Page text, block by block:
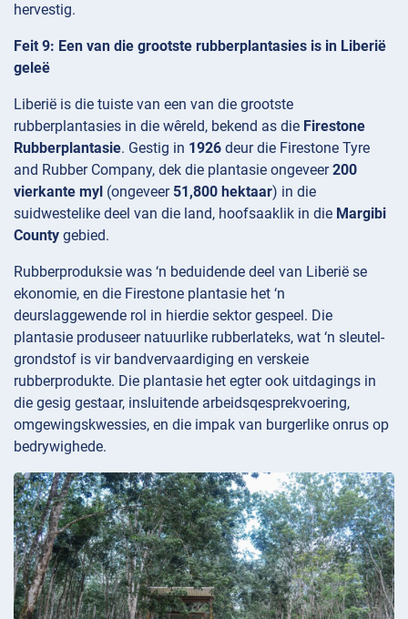
hervestig.
Feit 9: Een van die grootste rubberplantasies is in Liberië
geleë
Liberië is die tuiste van een van die grootste
rubberplantasies in die wêreld, bekend as die Firestone
Rubberplantasie. Gestig in 1926 deur die Firestone Tyre
and Rubber Company, dek die plantasie ongeveer200
vierkante myl (ongeveer 51,800 hektaar) in die
suidwestelike deel van die land, hoofsaaklik in die Margibi
County gebied.
Rubberproduksie was ‘n beduidende deel van Liberië se
ekonomie, en die Firestone plantasie het ‘n
deurslaggewende rol in hierdie sektor gespeel. Die
plantasie produseer natuurlike rubberlateks, wat ‘n sleutel-
grondstof is vir bandvervaardiging en verskeie
rubberprodukte. Die plantasie het egter ook uitdagings in
die gesig gestaar, insluitende arbeidsqesprekvoering,
omgewingskwessies, en die impak van burgerlike onrus op
bedrywighede.